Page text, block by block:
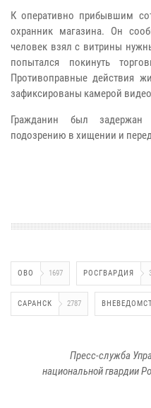
К оперативно прибывшим
охранник магазина. Он
человек взял с витрины
попытался покинуть
Противоправные действия
зафиксированы камерой
Гражданин был задержан
подозрению в хищении и
ОВО 1697 РОСГВАРДИЯ
САРАНСК 2787
Пресс-служба
национальной гвардии